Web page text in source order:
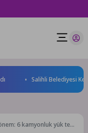
Salihli Belediyesi Keli
6 kamyonluk yük tek